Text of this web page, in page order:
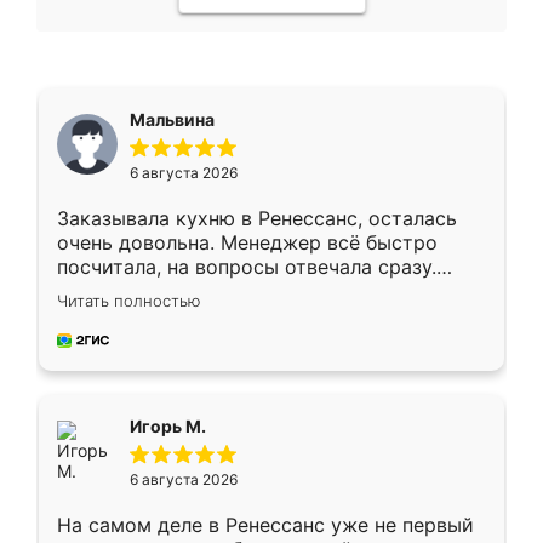
Мальвина
6 августа 2026
Заказывала кухню в Ренессанс, осталась
очень довольна. Менеджер всё быстро
посчитала, на вопросы отвечала сразу.
Замерщик приехал в субботу, подошёл к
делу со всей ответственностью. Собрали
за день, ребята работали аккуратно, даже
Читать полностью
Игорь М.
6 августа 2026
На самом деле в Ренессанс уже не первый